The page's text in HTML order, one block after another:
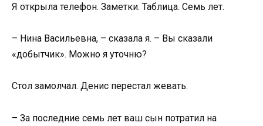
Я открыла телефон. Заметки. Таблица. Семь лет.
– Нина Васильевна, – сказала я. – Вы сказали
«добытчик». Можно я уточню?
Стол замолчал. Денис перестал жевать.
– За последние семь лет ваш сын потратил на